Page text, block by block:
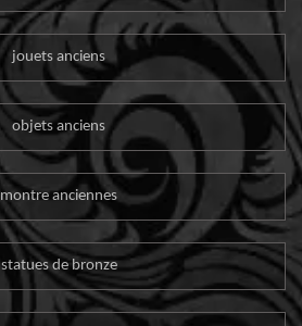
jouets anciens
objets anciens
montre anciennes
statues de bronze